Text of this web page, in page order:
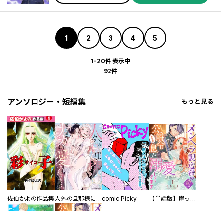
1 2 3 4 5
1-20件 表示中
92件
アンソロジー・短編集 もっと見る
佐伯かよの作品集 人外の旦那様に娶られ毎晩ナカまで愛される…。アンソロジーcomic Picky 【単話版】崖っぷち令嬢ですが、意地と策略で幸せになります！シリーズ